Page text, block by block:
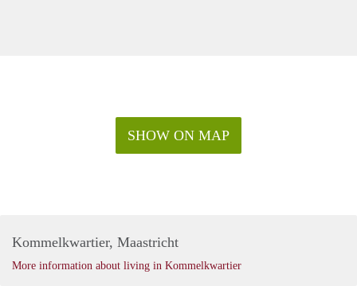
SHOW ON MAP
Kommelkwartier, Maastricht
More information about living in Kommelkwartier